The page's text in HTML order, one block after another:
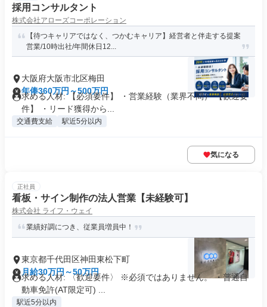
採用コンサルタント
株式会社アローズコーポレーション
【待つキャリアではなく、つかむキャリア】経営者と伴走する提案
営業/10時出社/年間休日12...
大阪府大阪市北区梅田
年俸360万円～500万円
求める人材: 【必須要件】 ・営業経験（業界不問） 【歓迎要
件】 ・リード獲得から...
交通費支給 駅近5分以内
気になる
正社員
看板・サイン制作の法人営業【未経験可】
株式会社 ライフ・ウェイ
業績好調につき、従業員増員中！
東京都千代田区神田東松下町
月給30万円～50万円
求める人材: 〈歓迎要件〉 ※必須ではありません。 ・普通自
動車免許(AT限定可) ...
駅近5分以内